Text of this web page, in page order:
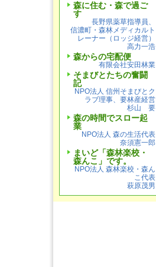
森に住む・森で過ご
す
長野県薬草指導員、
信濃町・森林メディカルト
レーナー（ロッジ経営）
高力一浩
森からの宅配便
有限会社安田林業
そまびとたちの奮闘
記
NPO法人 信州そまびとク
ラブ理事、要林産経営
杉山 要
森の時間でスロー起
業
NPO法人 森の生活代表
奈須憲一郎
まいど「森林楽校・
森んこ」です。
NPO法人 森林楽校・森ん
こ代表
萩原茂男